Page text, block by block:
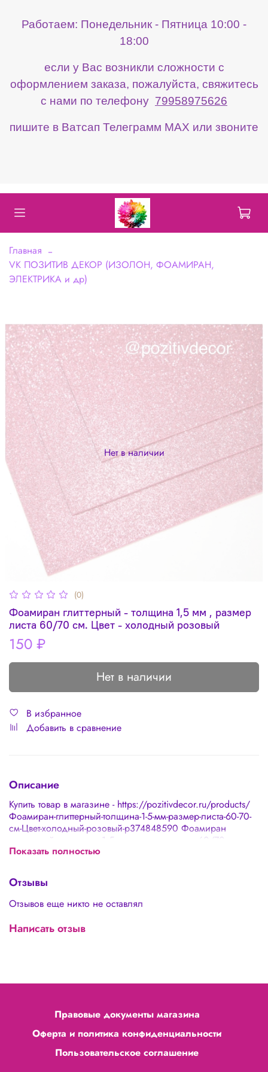
Работаем: Понедельник - Пятница 10:00 -
18:00
если у Вас возникли сложности с
оформлением заказа, пожалуйста, свяжитесь
с нами по телефону 79958975626
пишите в Ватсап Телеграмм МАХ или звоните
Главная
VK ПОЗИТИВ ДЕКОР (ИЗОЛОН, ФОАМИРАН,
ЭЛЕКТРИКА и др)
Нет в наличии
(0)
Фоамиран глиттерный - толщина 1,5 мм , размер
листа 60/70 см. Цвет - холодный розовый
150 ₽
Нет в наличии
В избранное
Добавить в сравнение
Описание
Купить товар в магазине - https://pozitivdecor.ru/products/
Фоамиран-глиттерный-толщина-1-5-мм-размер-листа-60-70-
см-Цвет-холодный-розовый-p374848590 Фоамиран
глиттерный - толщина 1,5 мм , размер листа 60/70 см
Показать полностью
Отзывы
Отзывов еще никто не оставлял
Написать отзыв
Правовые документы магазина
Оферта и политика конфиденциальности
Пользовательское соглашение